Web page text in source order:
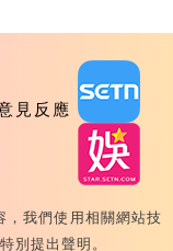
見反應
All Rights
，我們使用相關網站技
別提出聲明。